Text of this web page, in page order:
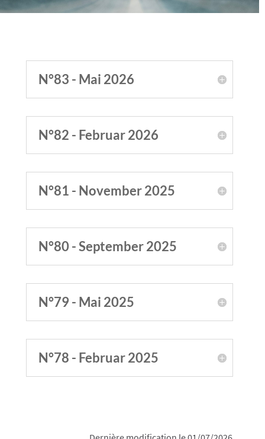
N°83 - Mai 2026
N°82 - Februar 2026
N°81 - November 2025
N°80 - September 2025
N°79 - Mai 2025
N°78 - Februar 2025